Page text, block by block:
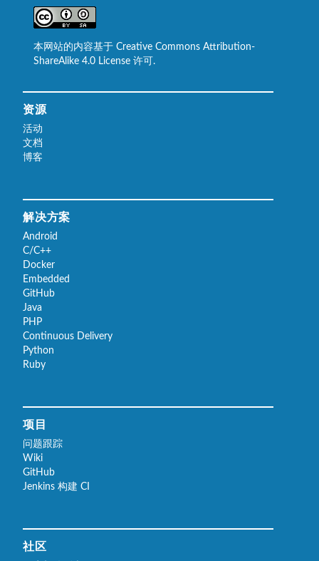
本网站的内容基于 Creative Commons Attribution-
ShareAlike 4.0 License 许可.
资源
活动
文档
博客
解决方案
Android
C/C++
Docker
Embedded
GitHub
Java
PHP
Continuous Delivery
Python
Ruby
项目
问题跟踪
Wiki
GitHub
Jenkins 构建 CI
社区